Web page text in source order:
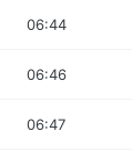
06:44
06:46
06:47